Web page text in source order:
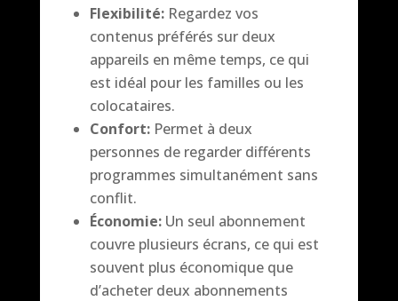
Flexibilité:Regardez vos
contenus préférés sur deux
appareils en même temps, ce qui
est idéal pour les familles ou les
colocataires.
Confort:Permet à deux
personnes de regarder différents
programmes simultanément sans
conflit.
Économie:Un seul abonnement
couvre plusieurs écrans, ce qui est
souvent plus économique que
d’acheter deux abonnements